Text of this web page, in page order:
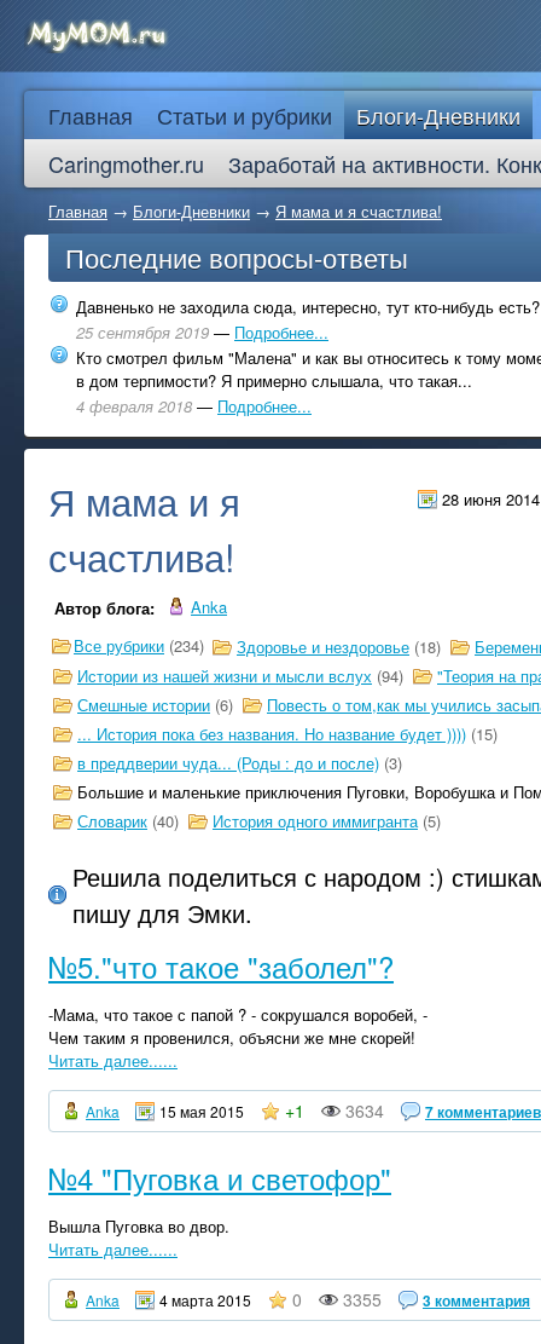
Главная Статьи и рубрики
Блоги-Дневники
Caringmother.ru
Заработай на активности.
Главная → Блоги-Дневники → Я мама и я счастлива!
Последние вопросы-ответы
Давненько не заходила сюда, интересно, тут кто-нибудь есть?
25 сентября 2019 — Подробнее...
Кто смотрел фильм "Малена" и как вы относитесь к тому
в дом терпимости? Я примерно слышала, что такая...
4 февраля 2018 — Подробнее...
28 июня 2014
Я мама и я
счастлива!
Автор блога:
Anka
Все рубрики (234) Здоровье и нездоровье (18)
Истории из нашей жизни и мысли вслух (94)
"Теория на
Смешные истории (6)
Повесть о том,как мы учились
... История пока без названия. Но название будет )))) (15)
в преддверии чуда... (Роды : до и после) (3)
Большие и маленькие приключения Пуговки, Воробушка и
Словарик (40) История одного иммигранта (5)
Решила поделиться с народом :)
пишу для Эмки.
№5."что такое "заболел"?
-Мама, что такое с папой ? - сокрушался воробей, -
Чем таким я провенился, объясни же мне скорей!
Читать далее......
Anka 15 мая 2015 +1 3634 7 комментариев
№4 "Пуговка и светофор"
Вышла Пуговка во двор.
Читать далее......
Anka 4 марта 2015 0 3355 3 комментария